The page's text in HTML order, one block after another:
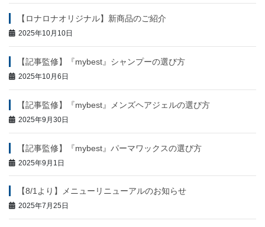
【ロナロナオリジナル】新商品のご紹介
2025年10月10日
【記事監修】『mybest』シャンプーの選び方
2025年10月6日
【記事監修】『mybest』メンズヘアジェルの選び方
2025年9月30日
【記事監修】『mybest』パーマワックスの選び方
2025年9月1日
【8/1より】メニューリニューアルのお知らせ
2025年7月25日